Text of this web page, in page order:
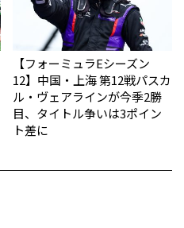
【フォーミュラEシーズン
12】中国・上海 第12戦パスカ
ル・ヴェアラインが今季2勝
目、タイトル争いは3ポイン
ト差に